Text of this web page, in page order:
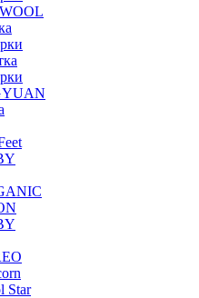
Star